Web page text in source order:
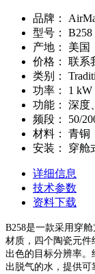
品牌：
型号：
B258
产地：
美国
价格：
联系
类别：
功率：
1 kW
功能：
深度
频段：
50/
材料：
青铜
安装：
穿舱
详细信息
技术参数
资料下载
B258是一款采用穿
材质，四个陶瓷元件
出色的目标分辨率。
出脱气的水，提供